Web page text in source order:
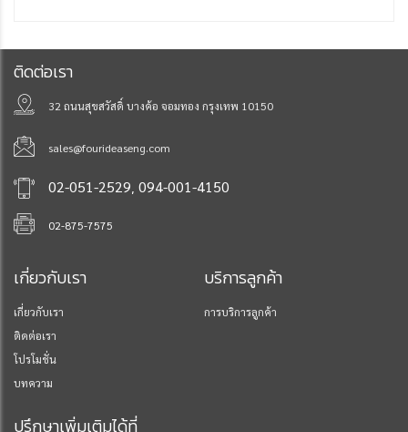
ติดต่อเรา
32 ถนนสุขสวัสดิ์ บางค้อ จอมทอง กรุงเทพ 10150
sales@fourideaseng.com
02-051-2529, 094-001-4150
02-875-7575
เกี่ยวกับเรา
เกี่ยวกับเรา
ติดต่อเรา
โปรโมชั่น
บทความ
บริการลูกค้า
การบริการลูกค้า
ปรึกษาเพิ่มเติมได้ที่